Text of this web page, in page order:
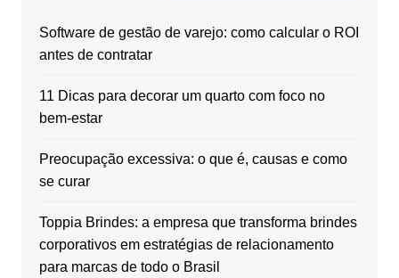
Software de gestão de varejo: como calcular o ROI
antes de contratar
11 Dicas para decorar um quarto com foco no
bem-estar
Preocupação excessiva: o que é, causas e como
se curar
Toppia Brindes: a empresa que transforma brindes
corporativos em estratégias de relacionamento
para marcas de todo o Brasil